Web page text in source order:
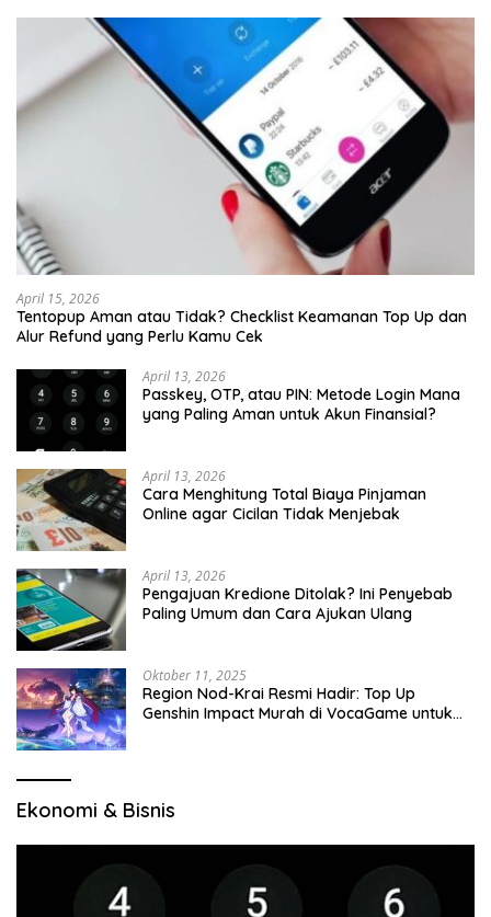
April 15, 2026
Tentopup Aman atau Tidak? Checklist Keamanan Top Up dan
Alur Refund yang Perlu Kamu Cek
April 13, 2026
Passkey, OTP, atau PIN: Metode Login Mana
yang Paling Aman untuk Akun Finansial?
April 13, 2026
Cara Menghitung Total Biaya Pinjaman
Online agar Cicilan Tidak Menjebak
April 13, 2026
Pengajuan Kredione Ditolak? Ini Penyebab
Paling Umum dan Cara Ajukan Ulang
Oktober 11, 2025
Region Nod-Krai Resmi Hadir: Top Up
Genshin Impact Murah di VocaGame untuk
Ekonomi & Bisnis